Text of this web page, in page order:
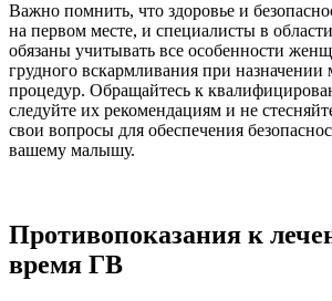
Важно помнить, что здоровье и
на первом месте, и специалисты в
обязаны учитывать все особенности
грудного вскармливания при
процедур. Обращайтесь к
следуйте их рекомендациям и не
свои вопросы для обеспечения
вашему малышу.
Противопоказания к
время ГВ